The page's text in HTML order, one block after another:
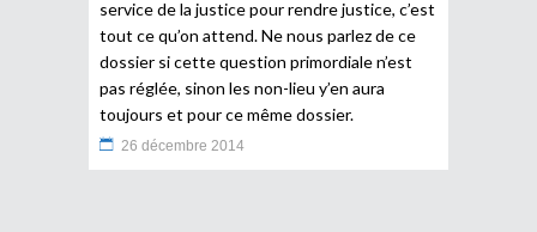
service de la justice pour rendre justice, c’est
tout ce qu’on attend. Ne nous parlez de ce
dossier si cette question primordiale n’est
pas réglée, sinon les non-lieu y’en aura
toujours et pour ce même dossier.
26 décembre 2014